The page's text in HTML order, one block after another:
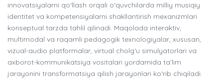
innovatsiyalarni qo‘llash orqali o‘quvchilarda milliy musiqiy
identitet va kompetensiyalarni shakllantirish mexanizmlari
konseptual tarzda tahlil qilinadi. Maqolada interaktiv,
multimodal va raqamli pedagogik texnologiyalar, xususan,
vizual-audio platformalar, virtual cholg‘u simulyatorlari va
axborot-kommunikatsiya vositalari yordamida ta’lim
jarayonini transformatsiya qilish jarayonlari ko‘rib chiqiladi.